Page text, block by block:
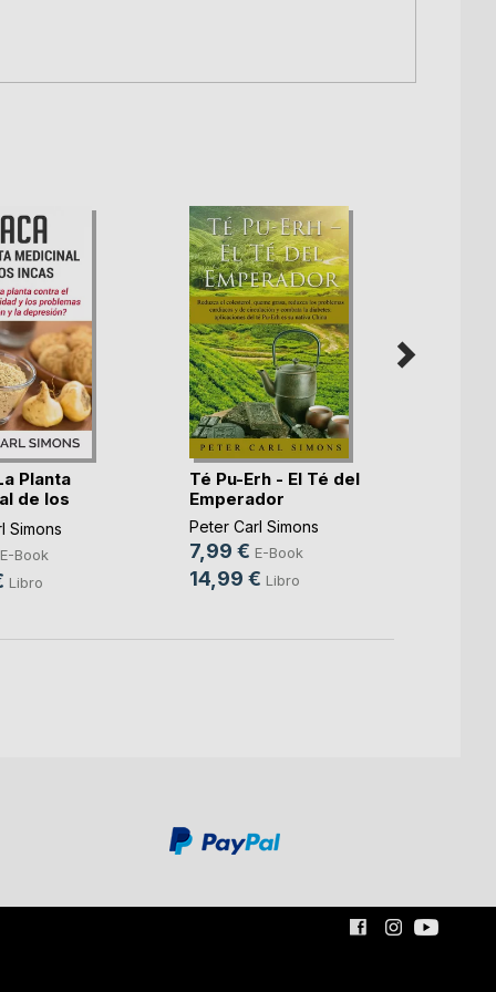
Planta
de los
Simons
E-Book
Libro
Té Pu-Erh - El Té del
Emperador
Peter Carl Simons
7,99 € E-Book
14,99 € Libro